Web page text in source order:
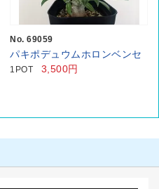
No. 69059
パキポデュウムホロンベンセ
1POT 3,500円